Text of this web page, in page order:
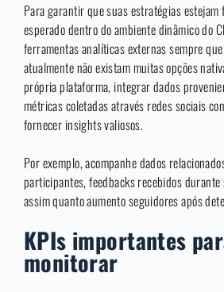
Para garantir que suas estratégias
esperado dentro do ambiente dinâmico do
ferramentas analíticas externas sempre
atualmente não existam muitas opções
própria plataforma, integrar dados
métricas coletadas através redes sociais
fornecer insights valiosos.
Por exemplo, acompanhe dados
participantes, feedbacks recebidos durante
assim quanto aumento seguidores após
KPIs importantes
monitorar